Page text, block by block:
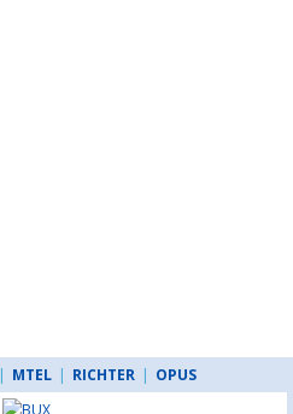
| MTEL | RICHTER | OPUS